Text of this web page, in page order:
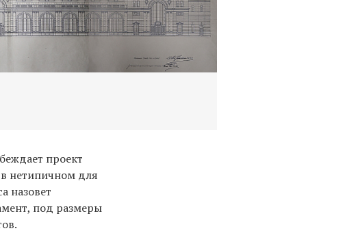
проект
нетипичном для
назовет
под размеры